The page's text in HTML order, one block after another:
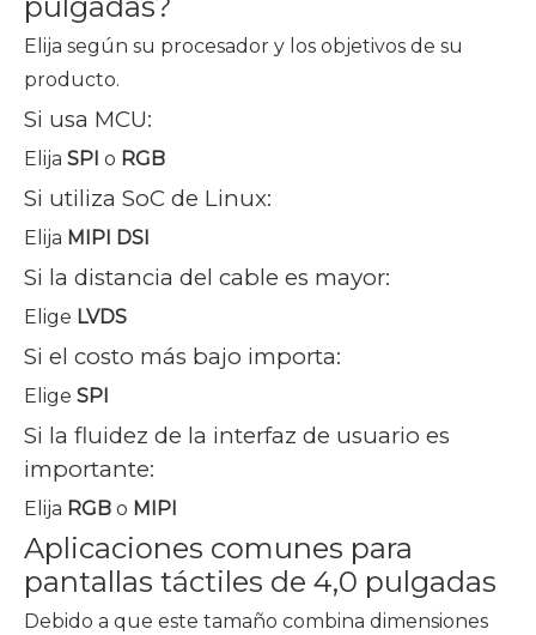
Elija según su procesador y los objetivos de su
producto.
Si usa MCU:
Elija SPI o RGB
Si utiliza SoC de Linux:
Elija MIPI DSI
Si la distancia del cable es mayor:
Elige LVDS
Si el costo más bajo importa:
Elige SPI
Si la fluidez de la interfaz de usuario es
importante:
Elija RGB o MIPI
Aplicaciones comunes para
pantallas táctiles de 4,0 pulgadas
Debido a que este tamaño combina dimensiones